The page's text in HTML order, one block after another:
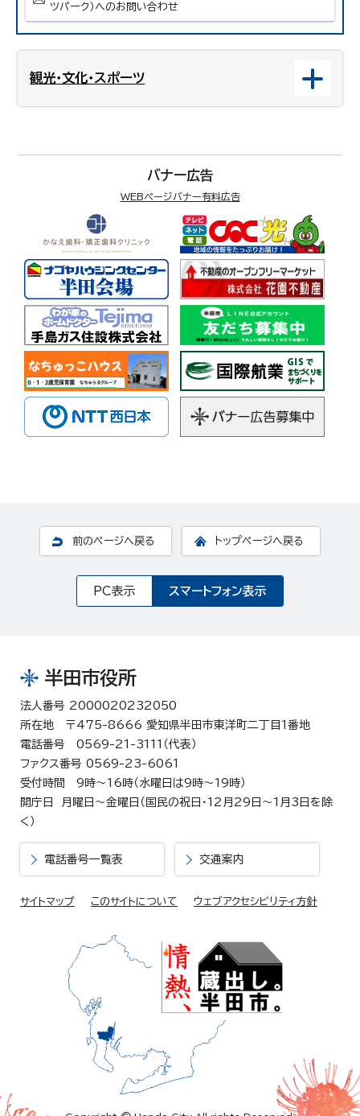
ツパーク）へのお問い合わせ
観光・文化・スポーツ
バナー広告
WEBページバナー有料広告
前のページへ戻る トップページへ戻る
PC表示 スマートフォン表示
半田市役所
法人番号 2000020232050
所在地 〒475-8666 愛知県半田市東洋町二丁目1番地
電話番号 0569-21-3111（代表）
ファクス番号 0569-23-6061
受付時間 9時～16時（水曜日は9時～19時）
開庁日 月曜日～金曜日（国民の祝日・12月29日～1月3日を除
く）
電話番号一覧表 交通案内
サイトマップ このサイトについて ウェブアクセシビリティ方針